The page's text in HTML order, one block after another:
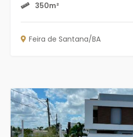
350m²
Feira de Santana/BA